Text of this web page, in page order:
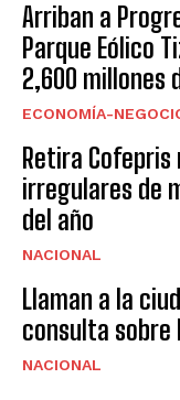
Arriban a
Parque Eólico
2,600 millones
ECONOMÍA-
Retira Cofepris
irregulares de
del año
NACIONAL
Llaman a la
consulta sobre
NACIONAL